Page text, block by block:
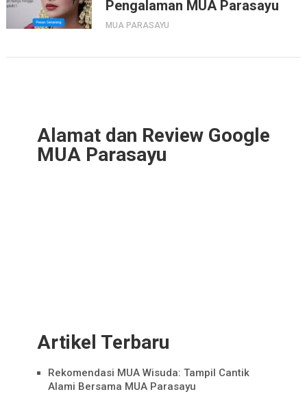
Pengalaman MUA Parasayu
MUA PARASAYU
Alamat dan Review Google
MUA Parasayu
Artikel Terbaru
Rekomendasi MUA Wisuda: Tampil Cantik
Alami Bersama MUA Parasayu